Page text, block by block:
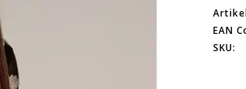
EAN
SKU: